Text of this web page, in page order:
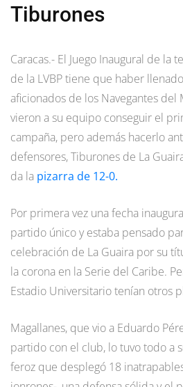
Tiburones
Caracas.- El Juego Inaugural de la
de la LVBP tiene que haber
aficionados de los Navegantes del
vieron a su equipo conseguir el
campaña, pero además hacerlo
defensores, Tiburones de La
da la pizarra de 12-0.
Por primera vez una fecha
partido único y estaba pensado
celebración de La Guaira por su
la corona en la Serie del Caribe.
Estadio Universitario tenían otros
Magallanes, que vio a Eduardo
partido con el club, lo tuvo todo a
feroz que desplegó 18